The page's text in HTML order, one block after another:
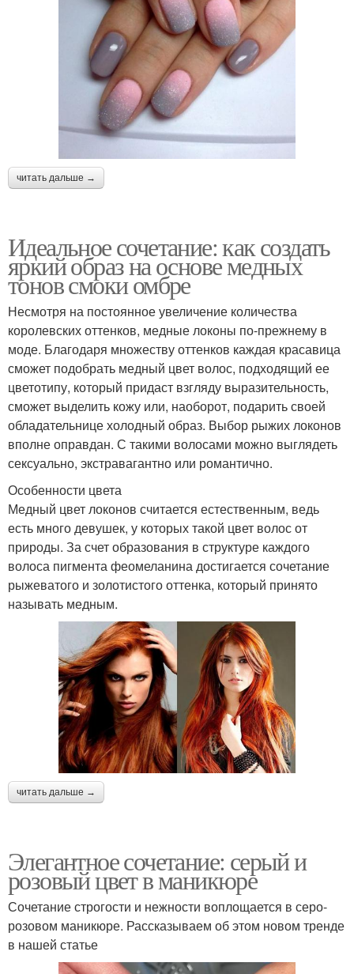
читать дальше →
Идеальное сочетание: как создать
яркий образ на основе медных
тонов смоки омбре
Несмотря на постоянное увеличение количества
королевских оттенков, медные локоны по-прежнему в
моде. Благодаря множеству оттенков каждая красавица
сможет подобрать медный цвет волос, подходящий ее
цветотипу, который придаст взгляду выразительность,
сможет выделить кожу или, наоборот, подарить своей
обладательнице холодный образ. Выбор рыжих локонов
вполне оправдан. С такими волосами можно выглядеть
сексуально, экстравагантно или романтично.
Особенности цвета
Медный цвет локонов считается естественным, ведь
есть много девушек, у которых такой цвет волос от
природы. За счет образования в структуре каждого
волоса пигмента феомеланина достигается сочетание
рыжеватого и золотистого оттенка, который принято
называть медным.
читать дальше →
Элегантное сочетание: серый и
розовый цвет в маникюре
Сочетание строгости и нежности воплощается в серо-
розовом маникюре. Рассказываем об этом новом тренде
в нашей статье